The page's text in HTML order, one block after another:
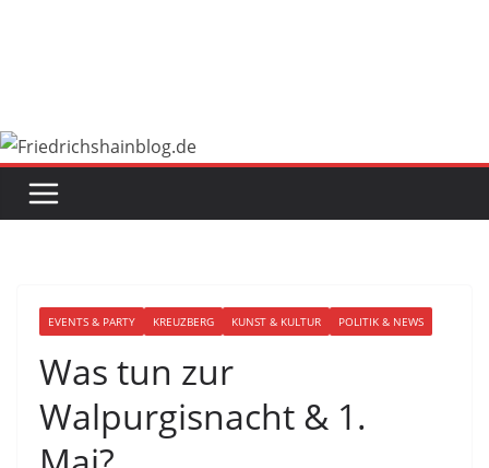
EVENTS & PARTY KREUZBERG KUNST & KULTUR POLITIK & NEWS
Was tun zur
Walpurgisnacht & 1.